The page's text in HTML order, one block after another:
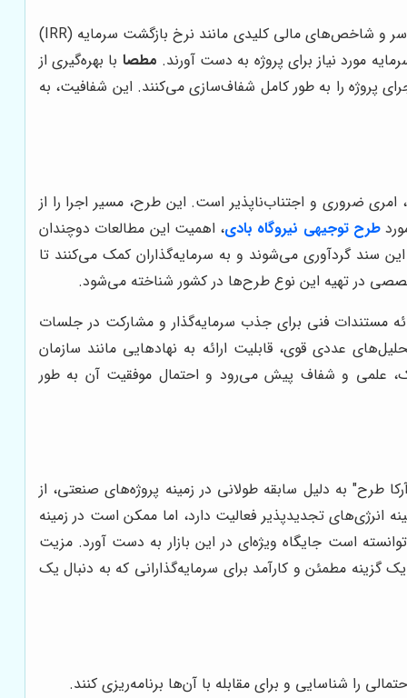
در بخش مالی طرح توجیهی، تحلیل هزینه‌های ثابت و متغیر، پیش‌بینی درآمدها، محاسبه سود و زیان، جریان نقدینگی، نقطه سر به سر و شاخص‌های مالی کلیدی مانند نرخ بازگشت سرمایه (IRR)
مطصا با بهره‌گیری از
پروژه را به طور کامل شفاف‌سازی می‌کنند. این شفافیت، به
ضروری و اجتناب‌ناپذیر است. این طرح، مسیر اجرا را از
طرح توجیهی نیروگاه بادی، اهمیت این مطالعات دوچندان
سند گردآوری می‌شوند و به سرمایه‌گذاران کمک می‌کنند تا
در تهیه این نوع طرح‌ها در کشور شناخته می‌شود.
مستندات فنی برای جذب سرمایه‌گذار و مشارکت در جلسات
عددی قوی، قابلیت ارائه به نهادهایی مانند سازمان
علمی و شفاف پیش می‌رود و احتمال موفقیت آن به طور
طرح" به دلیل سابقه طولانی در زمینه پروژه‌های صنعتی، از
انرژی‌های تجدیدپذیر فعالیت دارد، اما ممکن است در زمینه
است جایگاه ویژه‌ای در این بازار به دست آورد. مزیت
گزینه مطمئن و کارآمد برای سرمایه‌گذارانی که به دنبال یک
را شناسایی و برای مقابله با آن‌ها برنامه‌ریزی کنند.